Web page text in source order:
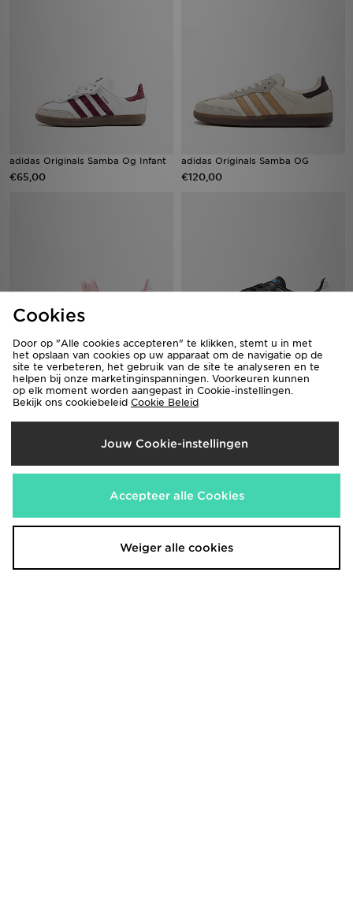
adidas Originals Samba Og Infant
€65,00
adidas Originals Samba OG
€120,00
adidas Originals Samba Jane
Junior
€70,00
adidas Originals Samba OG
€120,00
Cookies
Door op "Alle cookies accepteren" te klikken, stemt u in met
het opslaan van cookies op uw apparaat om de navigatie op de
site te verbeteren, het gebruik van de site te analyseren en te
helpen bij onze marketinginspanningen. Voorkeuren kunnen
op elk moment worden aangepast in Cookie-instellingen.
Bekijk ons cookiebeleid Cookie Beleid
Jouw Cookie-instellingen
Accepteer alle Cookies
Weiger alle cookies